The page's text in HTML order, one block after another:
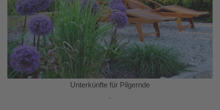
Unterkünfte für Pilgernde
-